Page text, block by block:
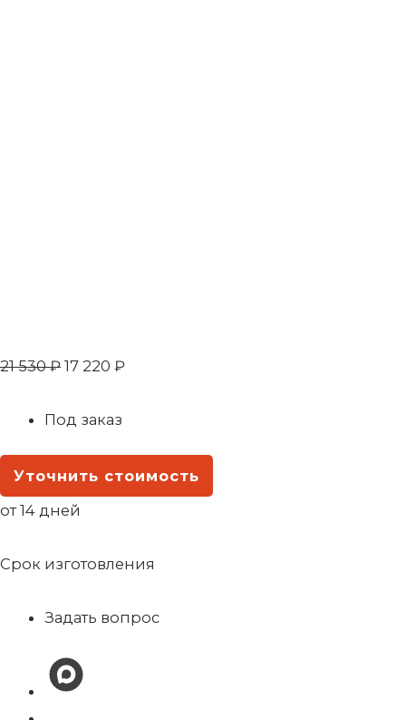
21 530₽ 17 220 ₽
Под заказ
Уточнить стоимость
от 14 дней
Срок изготовления
Задать вопрос